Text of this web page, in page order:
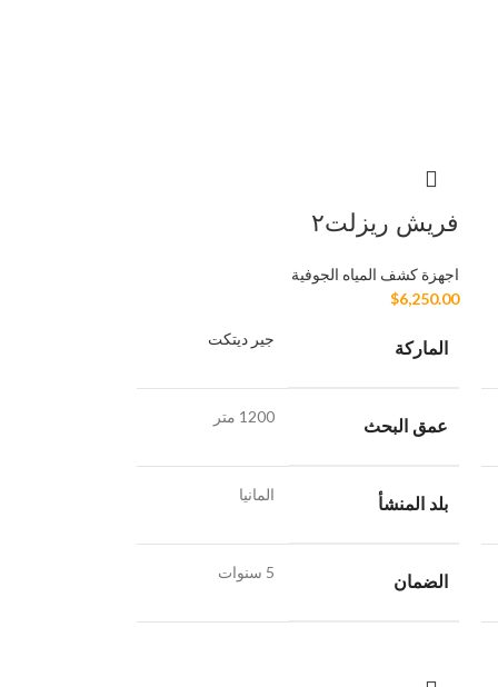
فريش ريزلت٢
اجهزة كشف المياه الجوفية
$6,250.00
الماركة جير ديتكت
عمق البحث 1200 متر
بلد المنشأ المانيا
الضمان 5 سنوات